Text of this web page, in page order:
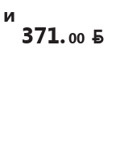
371.00